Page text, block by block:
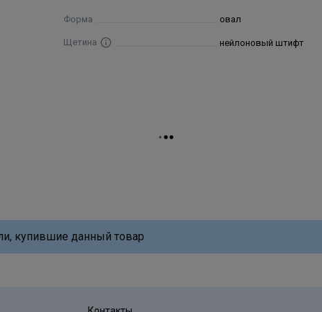
Форма овал
Щетина нейлоновый штифт
купившие данный товар